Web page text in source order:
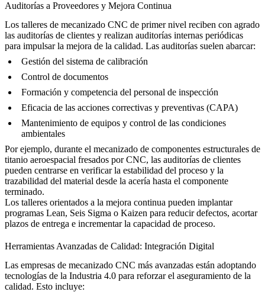
Auditorías a Proveedores y Mejora Continua
Los talleres de mecanizado CNC de primer nivel reciben con agrado
las auditorías de clientes y realizan auditorías internas periódicas
para impulsar la mejora de la calidad. Las auditorías suelen abarcar:
Gestión del sistema de calibración
Control de documentos
Formación y competencia del personal de inspección
Eficacia de las acciones correctivas y preventivas (CAPA)
Mantenimiento de equipos y control de las condiciones
ambientales
Por ejemplo, durante el mecanizado de componentes estructurales de
titanio aeroespacial fresados por CNC, las auditorías de clientes
pueden centrarse en verificar la estabilidad del proceso y la
trazabilidad del material desde la acería hasta el componente
terminado.
Los talleres orientados a la mejora continua pueden implantar
programas Lean, Seis Sigma o Kaizen para reducir defectos, acortar
plazos de entrega e incrementar la capacidad de proceso.
Herramientas Avanzadas de Calidad: Integración Digital
Las empresas de mecanizado CNC más avanzadas están adoptando
tecnologías de la Industria 4.0 para reforzar el aseguramiento de la
calidad. Esto incluye: